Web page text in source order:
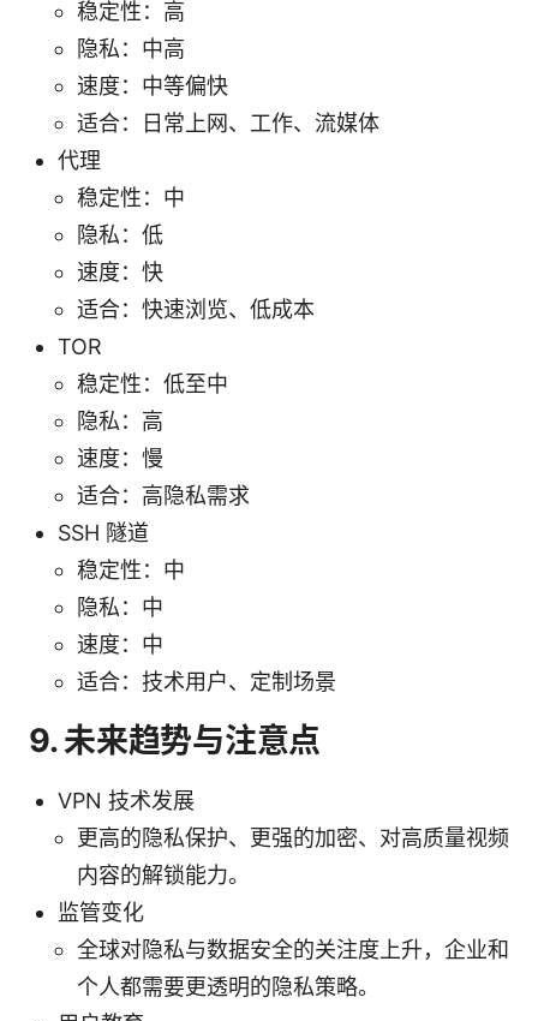
稳定性：高
隐私：中高
速度：中等偏快
适合：日常上网、工作、流媒体
代理
稳定性：中
隐私：低
速度：快
适合：快速浏览、低成本
TOR
稳定性：低至中
隐私：高
速度：慢
适合：高隐私需求
SSH 隧道
稳定性：中
隐私：中
速度：中
适合：技术用户、定制场景
9. 未来趋势与注意点
VPN 技术发展
更高的隐私保护、更强的加密、对高质量视频
内容的解锁能力。
监管变化
全球对隐私与数据安全的关注度上升，企业和
个人都需要更透明的隐私策略。